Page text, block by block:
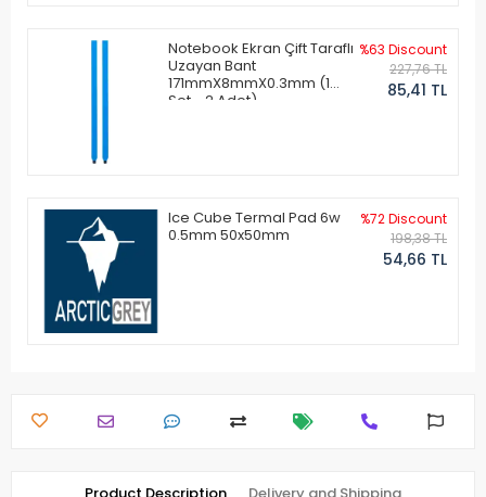
Notebook Ekran Çift Taraflı
Uzayan Bant
171mmX8mmX0.3mm (1
Set - 2 Adet)
%63 Discount
227,76 TL
85,41 TL
Ice Cube Termal Pad 6w
0.5mm 50x50mm
%72 Discount
198,38 TL
54,66 TL